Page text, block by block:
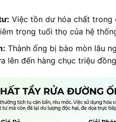
Việc tồn dư hóa chất trong
trọng tuổi thọ của hệ
Thành ống bị bào mòn lâu
lên đến hàng chục triệu